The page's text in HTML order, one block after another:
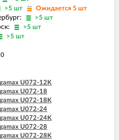
>5 шт Ожидается 5 шт
>5 шт
>5 шт
>5 шт
U072-12K
U072-18
U072-18K
U072-24
U072-24K
U072-28
U072-28K